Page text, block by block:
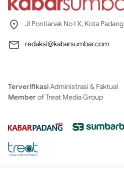
Jl Pontianak No I X, Kota Padang
redaksi@kabarsumbar.com
TerverifikasiAdministrasi & Faktual
Memberof Treat Media Group